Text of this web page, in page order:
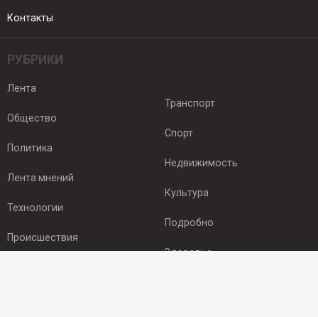
Контакты
РУБРИКИ
Лента
Общество
Политика
Лента мнений
Технологии
Происшествия
Транспорт
Спорт
Недвижимость
Культура
Подробно
Здоровье